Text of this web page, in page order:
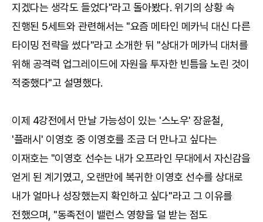
지겠다는 생각도 들었다"라고 돌아봤다. 위기의 상황 속
진행된 5세트와 관련해서는 "요즘 메타인 메카닉 대신 다른
타이밍 전략을 썼다"라고 소개한 뒤 "상대가 메카닉 대처를
위해 공격력 업그레이드에 자원을 투자한 빈틈을 노린 것이
적중했다"고 설명했다.
이제 4강전에서 만날 가능성이 있는 '스노우' 장윤철,
'플래시' 이영호 중 이영호를 조금 더 만나고 싶다는
이재호는 "이영호 선수는 내가 오프라인 무대에서 자신감을
얻게 된 계기였고, 오랜만에 복귀한 이영호 선수를 상대로
내가 얼마나 성장했는지 확인하고 싶다"라고 그 이유를
전했으며, "동족전이 밸런스 영향을 덜 받는 점도